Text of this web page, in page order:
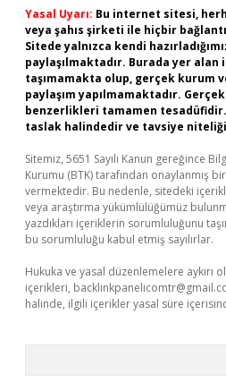
Yasal Uyarı: Bu internet sitesi,
veya şahıs şirketi ile hiçbir
Sitede yalnızca kendi
paylaşılmaktadır. Burada yer
taşımamakta olup, gerçek kurum
paylaşım yapılmamaktadır.
benzerlikleri tamamen
taslak halindedir ve tavsiye
Sitemiz, 5651 Sayılı Kanun gereğince
Kurumu (BTK) tarafından onaylanmış
vermektedir. Bu nedenle, sitedeki
veya araştırma yükümlülüğümüz
yazdıkları içeriklerin sorumluluğunu
bu sorumluluğu kabul etmiş sayılırlar.
Hukuka ve yasal düzenlemelere aykırı
içerikleri,
halinde, ilgili içerikler yasal süre